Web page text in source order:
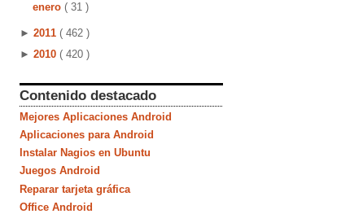
enero ( 31 )
► 2011 ( 462 )
► 2010 ( 420 )
Contenido destacado
Mejores Aplicaciones Android
Aplicaciones para Android
Instalar Nagios en Ubuntu
Juegos Android
Reparar tarjeta gráfica
Office Android